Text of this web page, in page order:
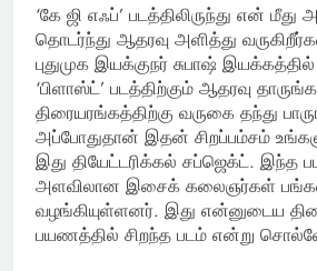
‘கே ஜி எஃப்’ படத்திலிருந்து என் மீது
தொடர்ந்து ஆதரவு அளித்து
புதுமுக இயக்குநர் சுபாஷ் இயக்கத்தில்
‘பிளாஸ்ட்’ படத்திற்கும் ஆதரவு
திரையரங்கத்திற்கு வருகை தந்து
அப்போதுதான் இதன் சிறப்பம்சம்
இது தியேட்டரிக்கல் சப்ஜெக்ட். இந்த
அளவிலான இசைக் கலைஞர்கள்
வழங்கியுள்ளனர். இது என்னுடைய
பயணத்தில் சிறந்த படம் என்று